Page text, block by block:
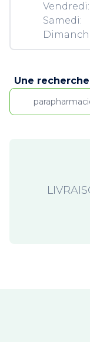
Vendredi:
Samedi:
Une